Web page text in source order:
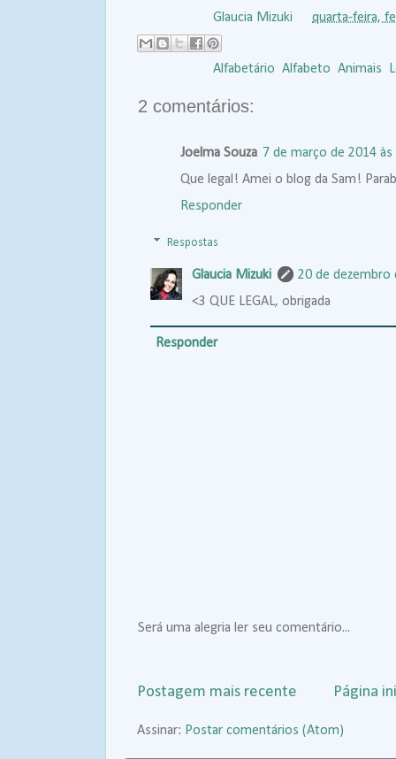
Glaucia Mizuki quarta-feira,
Alfabetário Alfabeto Animais
2 comentários:
Joelma Souza 7 de março de 2014 às
Que legal! Amei o blog da Sam!
Responder
Respostas
Glaucia Mizuki
20 de dezembro
<3 QUE LEGAL, obrigada
Responder
Será uma alegria ler seu comentário...
Postagem mais recente Página
Assinar: Postar comentários (Atom)